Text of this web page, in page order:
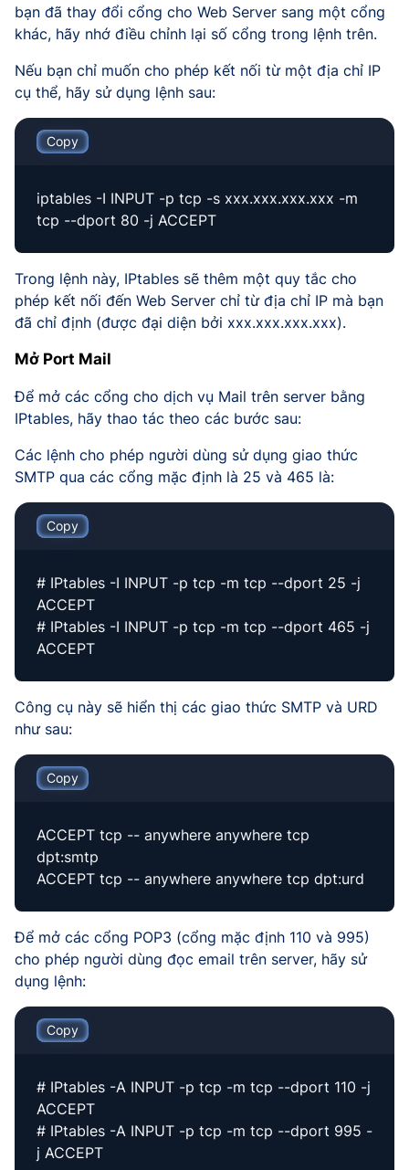
bạn đã thay đổi cổng cho Web Server sang một cổng
khác, hãy nhớ điều chỉnh lại số cổng trong lệnh trên.
Nếu bạn chỉ muốn cho phép kết nối từ một địa chỉ IP
cụ thể, hãy sử dụng lệnh sau:
Copy
iptables -I INPUT -p tcp -s xxx.xxx.xxx.xxx -m
tcp --dport 80 -j ACCEPT
Trong lệnh này, IPtables sẽ thêm một quy tắc cho
phép kết nối đến Web Server chỉ từ địa chỉ IP mà bạn
đã chỉ định (được đại diện bởi xxx.xxx.xxx.xxx).
Mở Port Mail
Để mở các cổng cho dịch vụ Mail trên server bằng
IPtables, hãy thao tác theo các bước sau:
Các lệnh cho phép người dùng sử dụng giao thức
SMTP qua các cổng mặc định là 25 và 465 là:
Copy
# IPtables -I INPUT -p tcp -m tcp --dport 25 -j
ACCEPT
# IPtables -I INPUT -p tcp -m tcp --dport 465 -j
ACCEPT
Công cụ này sẽ hiển thị các giao thức SMTP và URD
như sau:
Copy
ACCEPT tcp -- anywhere anywhere tcp
dpt:smtp
ACCEPT tcp -- anywhere anywhere tcp dpt:urd
Để mở các cổng POP3 (cổng mặc định 110 và 995)
cho phép người dùng đọc email trên server, hãy sử
dụng lệnh:
Copy
# IPtables -A INPUT -p tcp -m tcp --dport 110 -j
ACCEPT
# IPtables -A INPUT -p tcp -m tcp --dport 995 -
j ACCEPT